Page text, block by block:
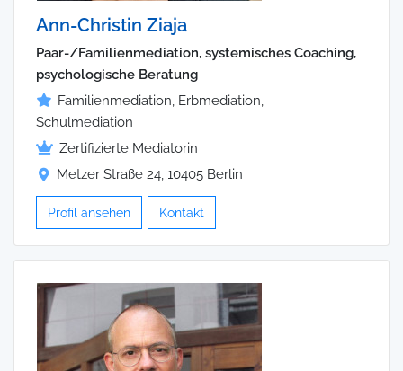
Ann-Christin Ziaja
Paar-/Familienmediation, systemisches Coaching,
psychologische Beratung
Familienmediation, Erbmediation,
Schulmediation
Zertifizierte Mediatorin
Metzer Straße 24, 10405 Berlin
Profil ansehen Kontakt